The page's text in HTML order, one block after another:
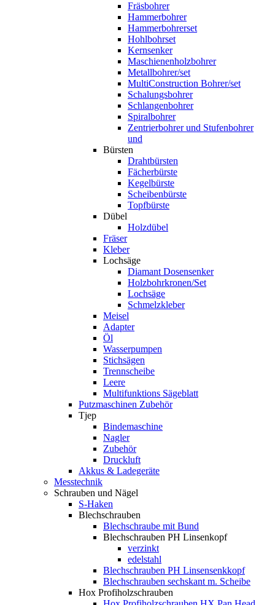
Fräsbohrer
Hammerbohrer
Hammerbohrerset
Hohlbohrset
Kernsenker
Maschienenholzbohrer
Metallbohrer/set
MultiConstruction Bohrer/set
Schalungsbohrer
Schlangenbohrer
Spiralbohrer
Zentrierbohrer und Stufenbohrer
und
Bürsten
Drahtbürsten
Fächerbürste
Kegelbürste
Scheibenbürste
Topfbürste
Dübel
Holzdübel
Fräser
Kleber
Lochsäge
Diamant Dosensenker
Holzbohrkronen/Set
Lochsäge
Schmelzkleber
Meisel
Adapter
Öl
Wasserpumpen
Stichsägen
Trennscheibe
Leere
Multifunktions Sägeblatt
Putzmaschinen Zubehör
Tjep
Bindemaschine
Nagler
Zubehör
Druckluft
Akkus & Ladegeräte
Messtechnik
Schrauben und Nägel
S-Haken
Blechschrauben
Blechschraube mit Bund
Blechschrauben PH Linsenkopf
verzinkt
edelstahl
Blechschrauben PH Linsensenkkopf
Blechschrauben sechskant m. Scheibe
Hox Profiholzschrauben